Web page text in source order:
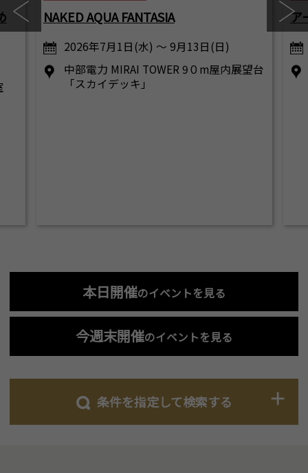
NAKED AQUA FANTASIA
2026年7月1日(水) ～ 9月13日(日)
中部電力 MIRAI TOWER 9０m屋内展望台
「スカイデッキ」
ア
本日開催のイベントを見る
今週末開催のイベントを見る
条件を指定して検索する